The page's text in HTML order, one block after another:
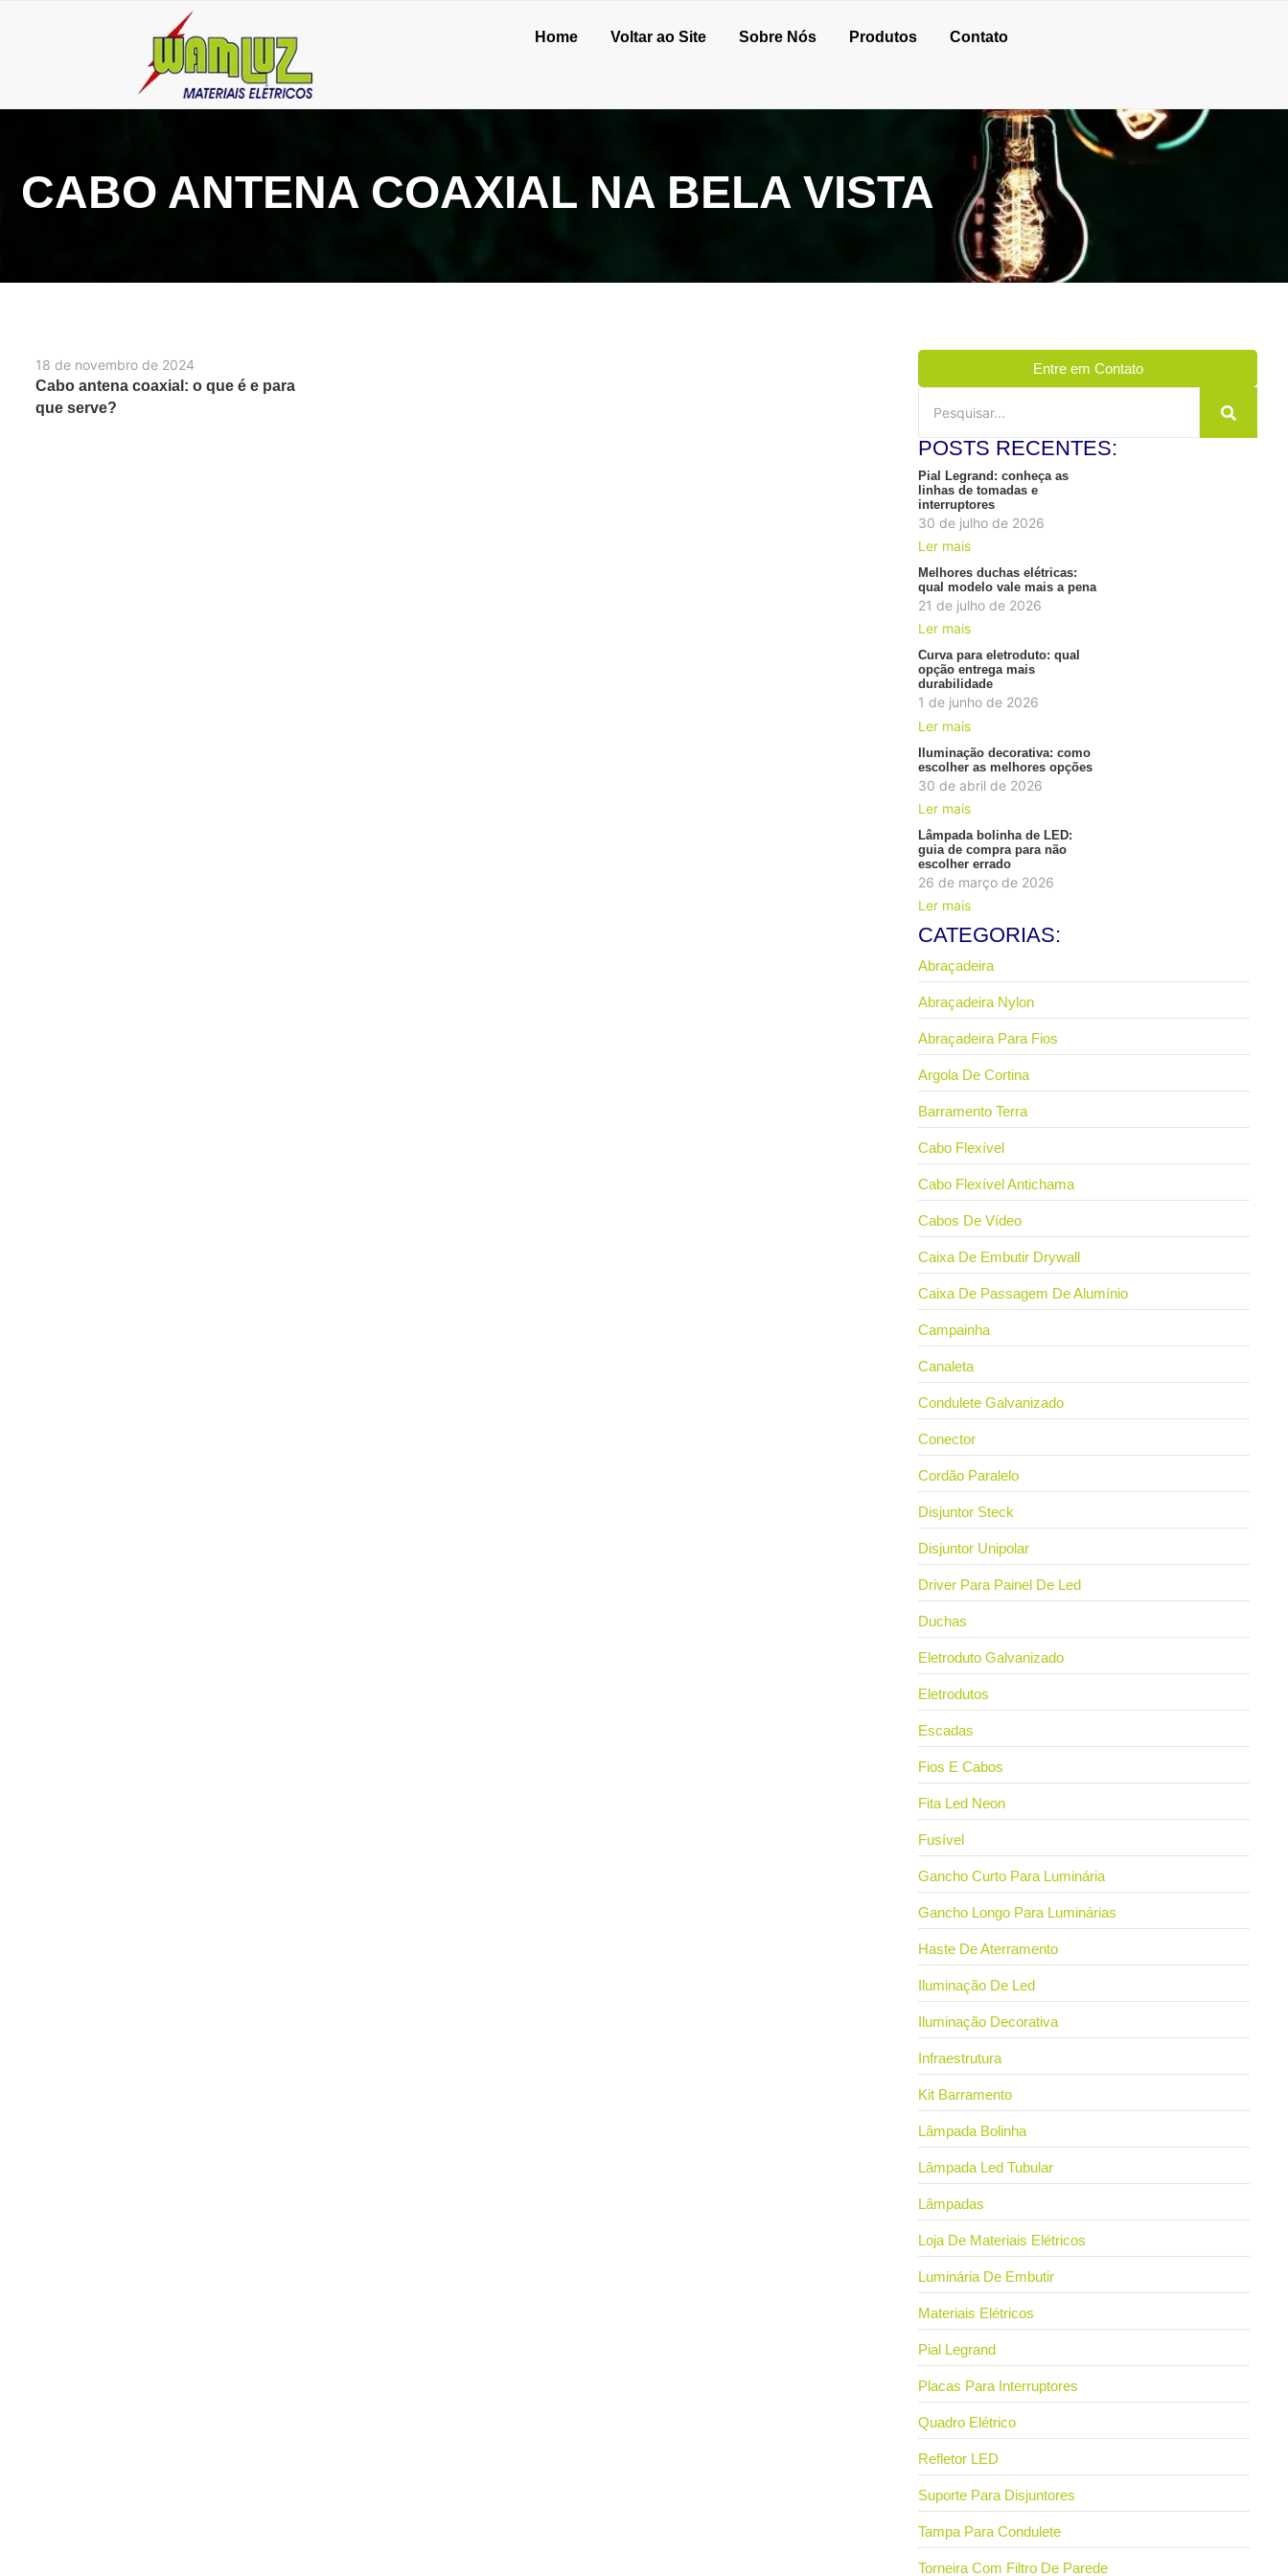
Home Voltar ao Site Sobre Nós Produtos Contato
CABO ANTENA COAXIAL NA BELA VISTA
18 de novembro de 2024
Cabo antena coaxial: o que é e para
que serve?
Entre em Contato
POSTS RECENTES:
Pial Legrand: conheça as
linhas de tomadas e
interruptores
30 de julho de 2026
Ler mais
Melhores duchas elétricas:
qual modelo vale mais a pena
21 de julho de 2026
Ler mais
Curva para eletroduto: qual
opção entrega mais
durabilidade
1 de junho de 2026
Ler mais
Iluminação decorativa: como
escolher as melhores opções
30 de abril de 2026
Ler mais
Lâmpada bolinha de LED:
guia de compra para não
escolher errado
26 de março de 2026
Ler mais
CATEGORIAS:
Abraçadeira
Abraçadeira Nylon
Abraçadeira Para Fios
Argola De Cortina
Barramento Terra
Cabo Flexível
Cabo Flexível Antichama
Cabos De Vídeo
Caixa De Embutir Drywall
Caixa De Passagem De Alumínio
Campainha
Canaleta
Condulete Galvanizado
Conector
Cordão Paralelo
Disjuntor Steck
Disjuntor Unipolar
Driver Para Painel De Led
Duchas
Eletroduto Galvanizado
Eletrodutos
Escadas
Fios E Cabos
Fita Led Neon
Fusível
Gancho Curto Para Luminária
Gancho Longo Para Luminárias
Haste De Aterramento
Iluminação De Led
Iluminação Decorativa
Infraestrutura
Kit Barramento
Lâmpada Bolinha
Lâmpada Led Tubular
Lâmpadas
Loja De Materiais Elétricos
Luminária De Embutir
Materiais Elétricos
Pial Legrand
Placas Para Interruptores
Quadro Elétrico
Refletor LED
Suporte Para Disjuntores
Tampa Para Condulete
Torneira Com Filtro De Parede